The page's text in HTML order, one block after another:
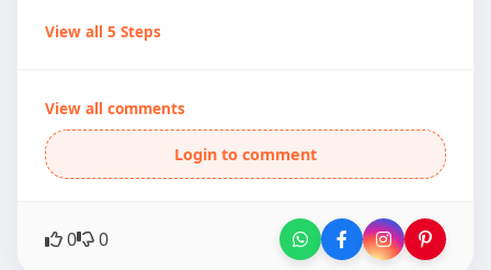
View all 5 Steps
View all comments
Login to comment
0 0